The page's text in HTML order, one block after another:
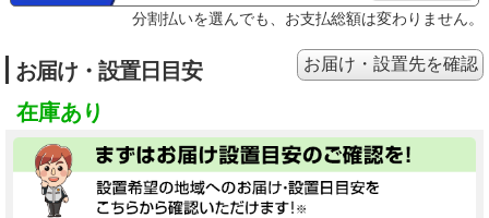
分割払いを選んでも、お支払総額は変わりません。
お届け・設置日目安
在庫あり
お届け・設置先を確認